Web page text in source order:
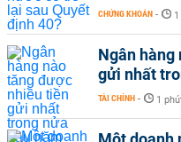
CHỨNG KHOÁN -
Ngân
gửi nhất
TÀI CHÍNH - 1